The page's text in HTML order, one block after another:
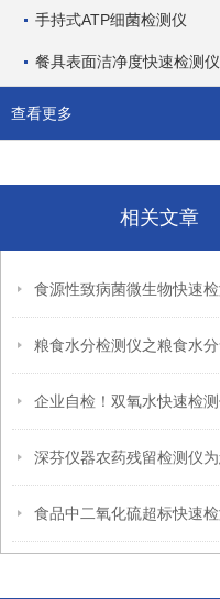
手持式ATP细菌检测仪
餐具表面洁净度快速检测仪
查看更多
相关文章